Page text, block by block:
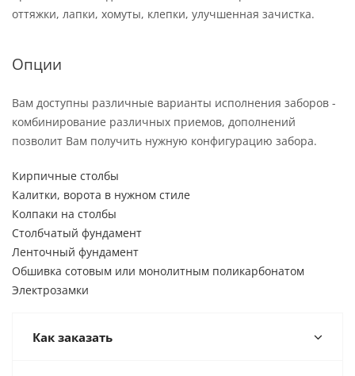
оттяжки, лапки, хомуты, клепки, улучшенная зачистка.
Опции
Вам доступны различные варианты исполнения заборов -
комбинирование различных приемов, дополнений
позволит Вам получить нужную конфигурацию забора.
Кирпичные столбы
Калитки, ворота в нужном стиле
Колпаки на столбы
Столбчатый фундамент
Ленточный фундамент
Обшивка сотовым или монолитным поликарбонатом
Электрозамки
Как заказать